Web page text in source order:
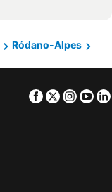
Ródano-Alpes
Facebook
Twitter